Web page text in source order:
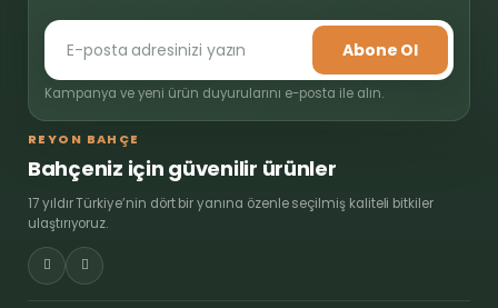
Abone Ol
Kampanya ve yeni ürün duyurularını e-posta ile alın.
REYON BAHÇE
Bahçeniz için güvenilir ürünler
17 yıldır Türkiye’nin dört bir yanına özenle seçilmiş kaliteli bitkiler
ulaştırıyoruz.